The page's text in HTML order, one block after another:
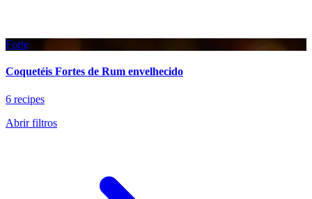
Forte
Coquetéis Fortes de Rum envelhecido
6 recipes
Abrir filtros